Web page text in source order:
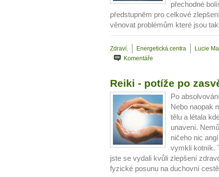
přechodné
předstupněm pro celkové
věnovat problémům které jsou
Zdraví, Energetická centra
Lucie
Komentáře
Reiki - potíže po
Po
Nebo naopak
tělu a létala
unavení.
ničeho nic
vymkli kotník.
jste se vydali kvůli zlepšení
fyzické posunu na duchovní